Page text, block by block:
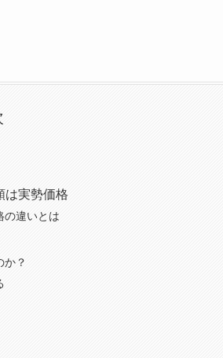
は実勢価格
の違いとは
か？